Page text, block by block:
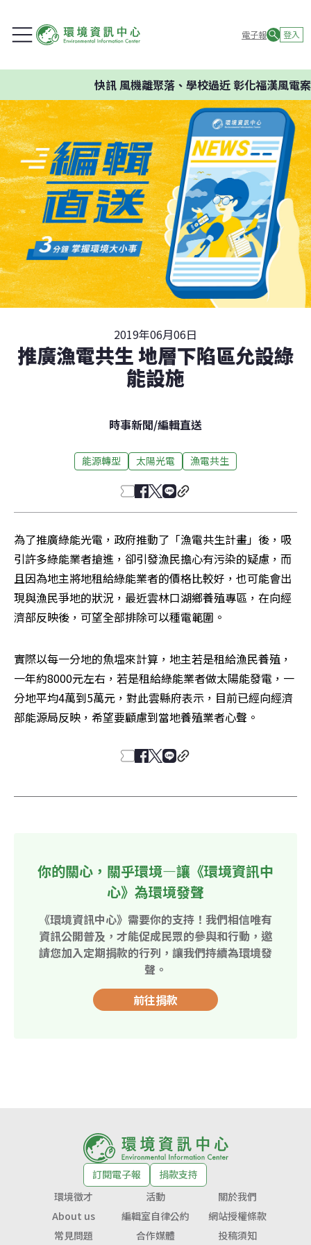
電子報 登入
快訊風機離聚落、學校過近 彰化福漢風電案
2019年06月06日
推廣漁電共生 地層下陷區允設綠
能設施
時事新聞/編輯直送
能源轉型 太陽光電 漁電共生
為了推廣綠能光電，政府推動了「漁電共生計畫」後，吸
引許多綠能業者搶進，卻引發漁民擔心有污染的疑慮，而
且因為地主將地租給綠能業者的價格比較好，也可能會出
現與漁民爭地的狀況，最近雲林口湖鄉養殖專區，在向經
濟部反映後，可望全部排除可以種電範圍。
實際以每一分地的魚塭來計算，地主若是租給漁民養殖，
一年約8000元左右，若是租給綠能業者做太陽能發電，一
分地平均4萬到5萬元，對此雲縣府表示，目前已經向經濟
部能源局反映，希望要顧慮到當地養殖業者心聲。
你的關心，關乎環境—讓《環境資訊中
心》為環境發聲
《環境資訊中心》需要你的支持！我們相信唯有
資訊公開普及，才能促成民眾的參與和行動，邀
請您加入定期捐款的行列，讓我們持續為環境發
聲。
前往捐款
訂閱電子報
捐款支持
環境徵才
活動
關於我們
About us
編輯室自律公約
網站授權條款
常見問題
合作媒體 投稿須知